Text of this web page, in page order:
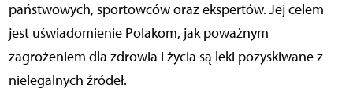
państwowych, sportowców oraz ekspertów. Jej celem
jest uświadomienie Polakom, jak poważnym
zagrożeniem dla zdrowia i życia są leki pozyskiwane z
nielegalnych źródeł.